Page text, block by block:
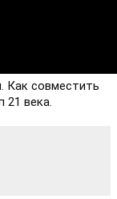
Как совместить
21 века.